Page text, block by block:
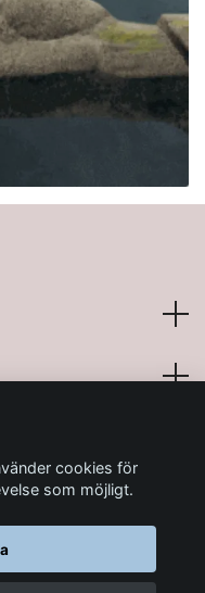
leksaksbutik
cookies för
som möjligt.